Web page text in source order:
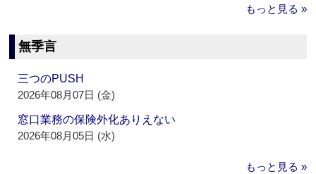
もっと見る »
無季言
三つのPUSH
2026年08月07日 (金)
窓口業務の保険外化ありえない
2026年08月05日 (水)
もっと見る »